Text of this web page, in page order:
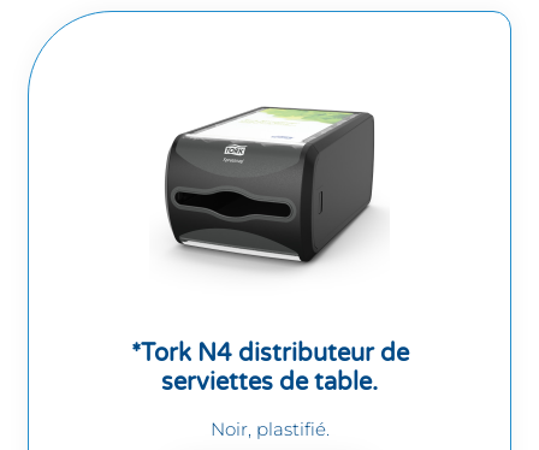
*Tork N4 distributeur de
serviettes de table.
Noir, plastifié.